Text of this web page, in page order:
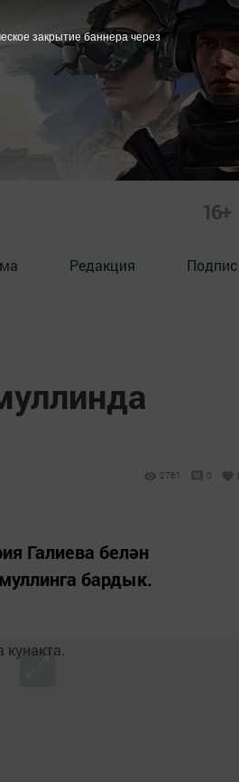
16+
Редакция
2761 0
Галиева белән
бардык.
закрытие баннера через